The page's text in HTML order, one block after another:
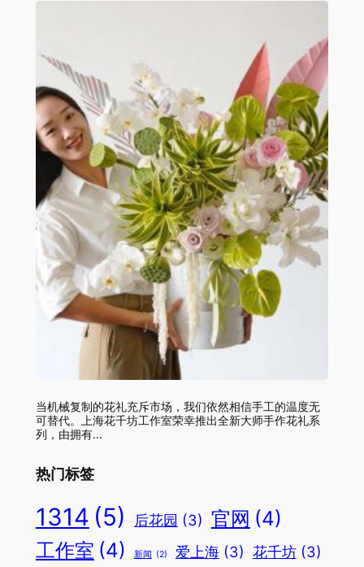
当机械复制的花礼充斥市场，我们依然相信手工的温度无
可替代。上海花千坊工作室荣幸推出全新大师手作花礼系
列，由拥有…
热门标签
1314 (5) 后花园 (3) 官网 (4)
工作室 (4) 新闻 (2) 爱上海 (3) 花千坊 (3)